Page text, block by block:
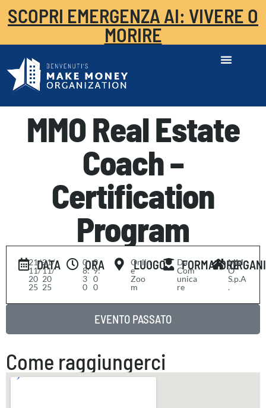
SCOPRI EMERGENZA AI: VIVERE O
MORIRE
MMO Real Estate
Coach –
Certification
Program
DATA
21/
11/
20
25
-21/
11/
20
25
ORA
0
8:
3
0
-0
9:
0
0
LUOGO
Onlin
e
Zoo
m
FORMATORE
Da
Com
unica
re
MM
O
S.p.A
.
EVENTO PASSATO
Come raggiungerci